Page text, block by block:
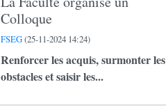
Colloque
FSEG(25-11-2024 14:24)
Renforcer les acquis, surmonter les
obstacles et saisir les...